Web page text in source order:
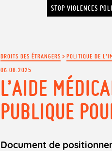
STOP VIOLENCES
DROITS DES ÉTRANGERS>POLITIQUE DE
06.08.2025
L’AIDE
PUBLIQUE
Document de